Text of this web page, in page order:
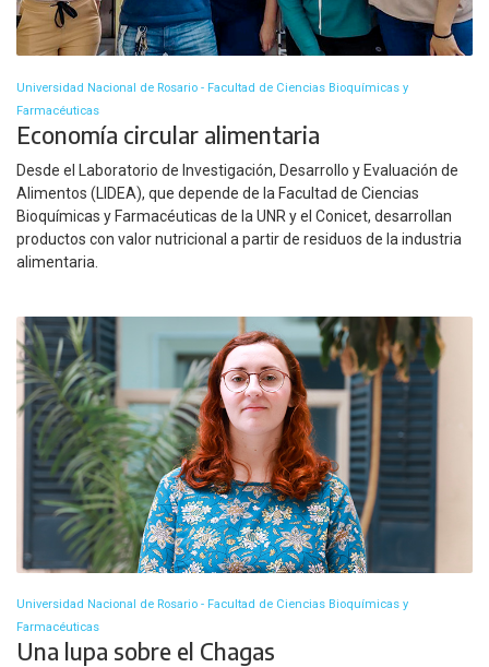
Universidad Nacional de Rosario - Facultad de Ciencias Bioquímicas y
Farmacéuticas
Economía circular alimentaria
Desde el Laboratorio de Investigación, Desarrollo y Evaluación de
Alimentos (LIDEA), que depende de la Facultad de Ciencias
Bioquímicas y Farmacéuticas de la UNR y el Conicet, desarrollan
productos con valor nutricional a partir de residuos de la industria
alimentaria.
Universidad Nacional de Rosario - Facultad de Ciencias Bioquímicas y
Farmacéuticas
Una lupa sobre el Chagas